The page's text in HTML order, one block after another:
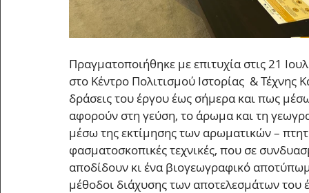
Πραγματοποιήθηκε με επιτυχία στις 21
στο Κέντρο Πολιτισμού Ιστορίας  &
δράσεις του έργου έως σήμερα και πως
αφορούν στη γεύση, το άρωμα και τη
μέσω της εκτίμησης των αρωματικών –
φασματοσκοπικές τεχνικές, που σε
αποδίδουν κι ένα βιογεωγραφικό
μέθοδοι διάχυσης των αποτελεσμάτων του